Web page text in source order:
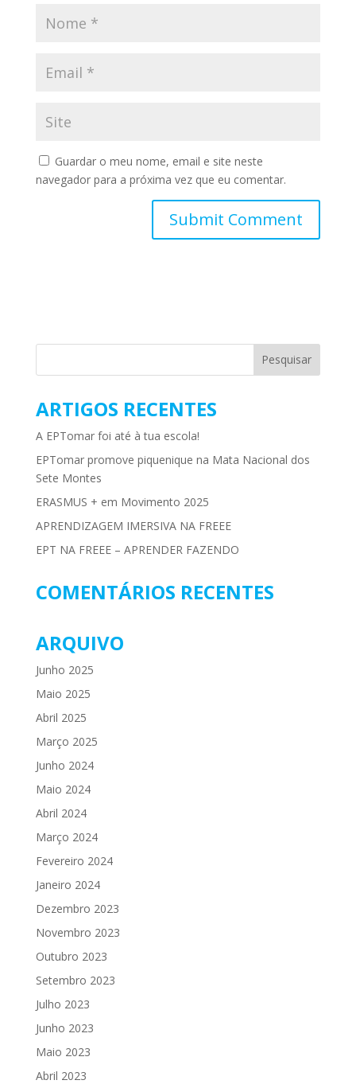
Guardar o meu nome, email e site neste
navegador para a próxima vez que eu comentar.
ARTIGOS RECENTES
A EPTomar foi até à tua escola!
EPTomar promove piquenique na Mata Nacional dos
Sete Montes
ERASMUS + em Movimento 2025
APRENDIZAGEM IMERSIVA NA FREEE
EPT NA FREEE – APRENDER FAZENDO
COMENTÁRIOS RECENTES
ARQUIVO
Junho 2025
Maio 2025
Abril 2025
Março 2025
Junho 2024
Maio 2024
Abril 2024
Março 2024
Fevereiro 2024
Janeiro 2024
Dezembro 2023
Novembro 2023
Outubro 2023
Setembro 2023
Julho 2023
Junho 2023
Maio 2023
Abril 2023